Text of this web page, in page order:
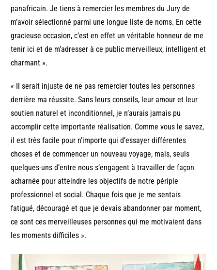
panafricain. Je tiens à remercier les membres du Jury de
m’avoir sélectionné parmi une longue liste de noms. En cette
gracieuse occasion, c’est en effet un véritable honneur de me
tenir ici et de m’adresser à ce public merveilleux, intelligent et
charmant ».
« Il serait injuste de ne pas remercier toutes les personnes
derrière ma réussite. Sans leurs conseils, leur amour et leur
soutien naturel et inconditionnel, je n’aurais jamais pu
accomplir cette importante réalisation. Comme vous le savez,
il est très facile pour n’importe qui d’essayer différentes
choses et de commencer un nouveau voyage, mais, seuls
quelques-uns d’entre nous s’engagent à travailler de façon
acharnée pour atteindre les objectifs de notre périple
professionnel et social. Chaque fois que je me sentais
fatigué, découragé et que je devais abandonner par moment,
ce sont ces merveilleuses personnes qui me motivaient dans
les moments difficiles ».